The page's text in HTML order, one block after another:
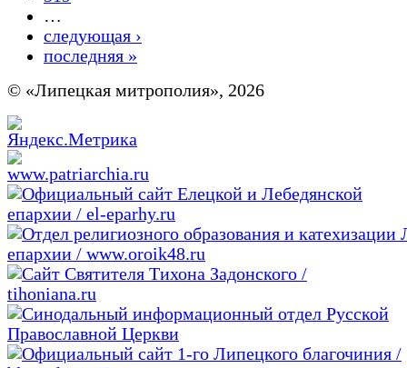
…
следующая ›
последняя »
© «Липецкая митрополия», 2026